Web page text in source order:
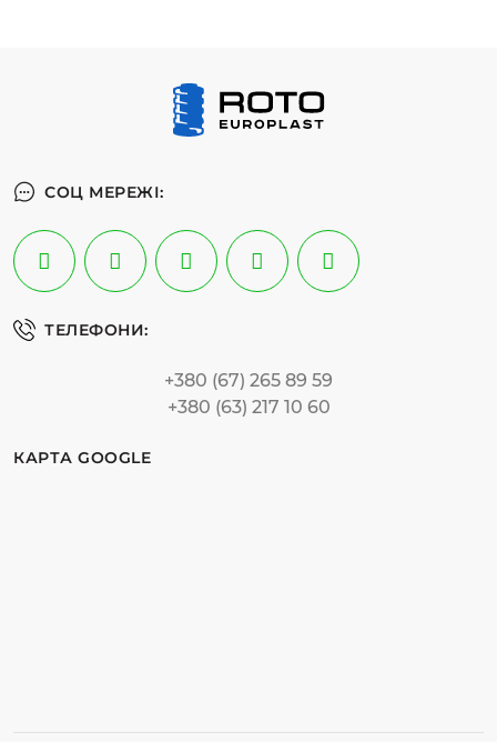
СОЦ МЕРЕЖІ:
ТЕЛЕФОНИ:
+380 (67) 265 89 59
+380 (63) 217 10 60
КАРТА GOOGLE